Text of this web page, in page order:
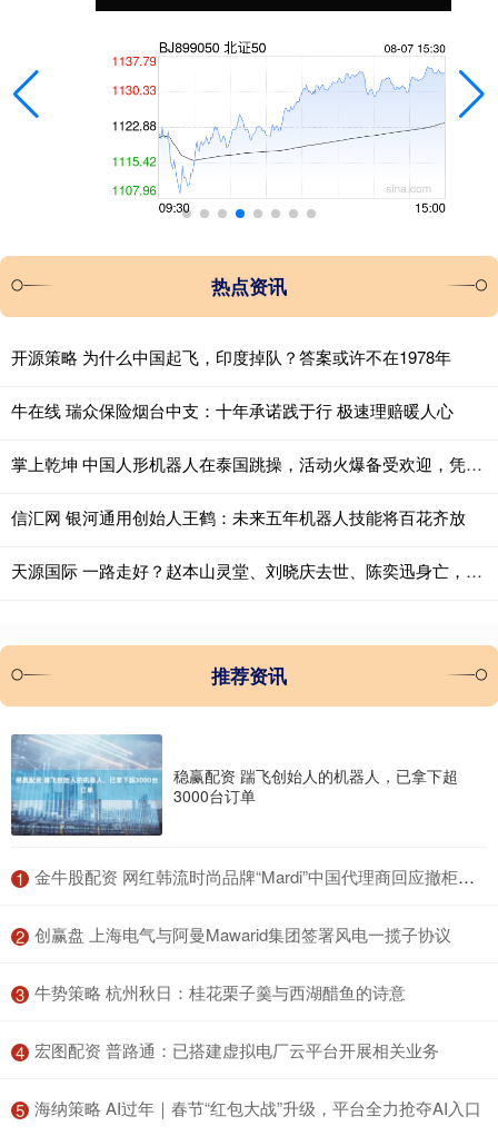
热点资讯
开源策略 为什么中国起飞，印度掉队？答案或许不在1978年
牛在线 瑞众保险烟台中支：十年承诺践于行 极速理赔暖人心
掌上乾坤 中国人形机器人在泰国跳操，活动火爆备受欢迎，凭实力惊艳海外
信汇网 银河通用创始人王鹤：未来五年机器人技能将百花齐放
天源国际 一路走好？赵本山灵堂、刘晓庆去世、陈奕迅身亡，这些谣言太离谱
推荐资讯
稳赢配资 踹飞创始人的机器人，已拿下超
3000台订单
1 ​金牛股配资 网红韩流时尚品牌“Mardi”中国代理商回应撤柜：将把更多资源投入新品牌
2 ​创赢盘 上海电气与阿曼Mawarid集团签署风电一揽子协议
3 ​牛势策略 杭州秋日：桂花栗子羹与西湖醋鱼的诗意
4 ​宏图配资 普路通：已搭建虚拟电厂云平台开展相关业务
5 ​海纳策略 AI过年｜春节“红包大战”升级，平台全力抢夺AI入口